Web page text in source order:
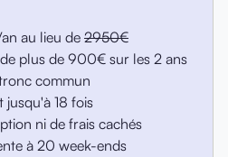
au lieu de 2950€
plus de 900€ sur les 2 ans
commun
jusqu'à 18 fois
ni de frais cachés
à 20 week-ends